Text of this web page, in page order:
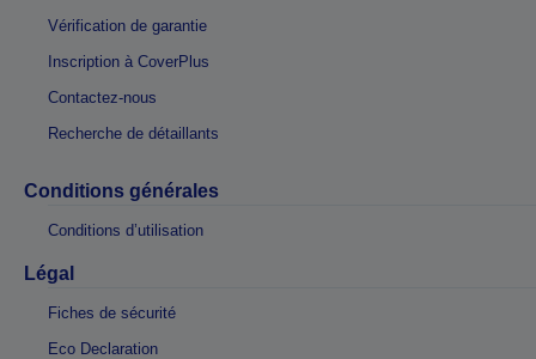
Vérification de garantie
Inscription à CoverPlus
Contactez-nous
Recherche de détaillants
Conditions générales
Conditions d’utilisation
Légal
Fiches de sécurité
Eco Declaration